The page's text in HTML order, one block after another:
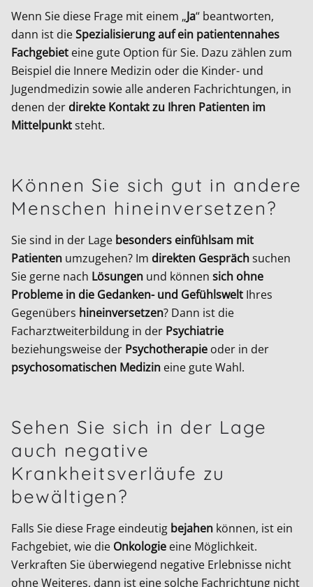
Wenn Sie diese Frage mit einem „Ja“ beantworten,
dann ist dieSpezialisierung auf ein patientennahes
Fachgebiet eine gute Option für Sie. Dazu zählen zum
Beispiel die Innere Medizin oder die Kinder- und
Jugendmedizin sowie alle anderen Fachrichtungen, in
denen der direkte Kontakt zu Ihren Patienten im
Mittelpunktsteht.
Können Sie sich gut in andere
Menschen hineinversetzen?
Sie sind in der Lage besonders einfühlsam mit
Patienten umzugehen? Im direkten Gesprächsuchen
Sie gerne nach Lösungen und können sich ohne
Probleme in die Gedanken- und Gefühlswelt Ihres
Gegenübers hineinversetzen? Dann ist die
Facharztweiterbildung in der Psychiatrie
beziehungsweise der Psychotherapie oder in der
psychosomatischen Medizin eine gute Wahl.
Sehen Sie sich in der Lage
auch negative
Krankheitsverläufe zu
bewältigen?
Falls Sie diese Frage eindeutig bejahen können, ist ein
Fachgebiet, wie die Onkologie eine Möglichkeit.
Verkraften Sie überwiegend negative Erlebnisse nicht
ohne Weiteres, dann ist eine solche Fachrichtung nicht